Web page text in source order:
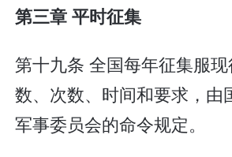
第三章 平时征集
第十九条 全国每年征集服
数、次数、时间和要求，由
军事委员会的命令规定。